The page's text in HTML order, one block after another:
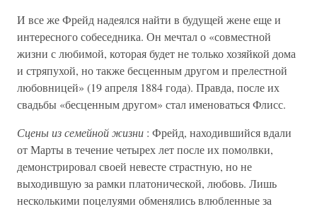
И все же Фрейд надеялся найти в будущей жене еще и
интересного собеседника. Он мечтал о «совместной
жизни с любимой, которая будет не только хозяйкой дома
и стряпухой, но также бесценным другом и прелестной
любовницей» (19 апреля 1884 года). Правда, после их
свадьбы «бесценным другом» стал именоваться Флисс.
Сцены из семейной жизни : Фрейд, находившийся вдали
от Марты в течение четырех лет после их помолвки,
демонстрировал своей невесте страстную, но не
выходившую за рамки платонической, любовь. Лишь
несколькими поцелуями обменялись влюбленные за